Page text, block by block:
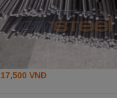
17,500 VNĐ